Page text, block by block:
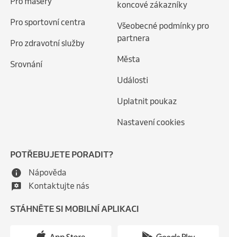
Pro sportovní centra
Pro zdravotní služby
Srovnání
koncové zákazníky
Všeobecné podmínky pro
partnera
Města
Události
Uplatnit poukaz
Nastavení cookies
POTŘEBUJETE PORADIT?
Nápověda
Kontaktujte nás
STÁHNĚTE SI MOBILNÍ APLIKACI